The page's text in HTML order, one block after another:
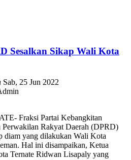
Sesalkan Sikap Wali Kota
Sab, 25 Jun 2022
Fraksi Partai Kebangkitan
Rakyat Daerah (DPRD)
diam yang dilakukan Wali Kota
Hal ini disampaikan, Ketua
Ternate Ridwan Lisapaly yang